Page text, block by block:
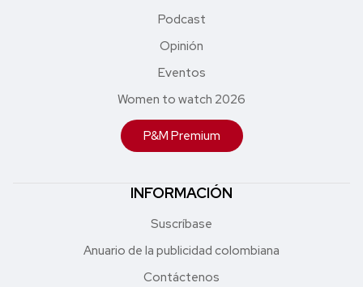
Podcast
Opinión
Eventos
Women to watch 2026
P&M Premium
INFORMACIÓN
Suscríbase
Anuario de la publicidad colombiana
Contáctenos